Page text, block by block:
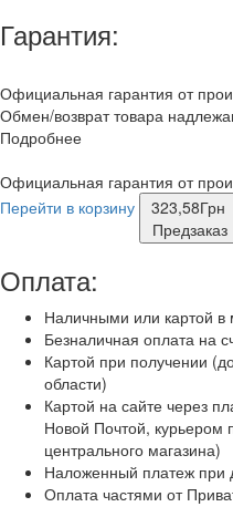
Гарантия:
Официальная гарантия от
Обмен/возврат товара
Подробнее
Официальная гарантия от
Перейти в корзину
323,58Грн
Предзаказ
Оплата:
Наличными или картой в
Безналичная оплата на
Картой при получении
области)
Картой на сайте через
Новой Почтой, курьером
центрального магазина)
Наложенный платеж при
Оплата частями от